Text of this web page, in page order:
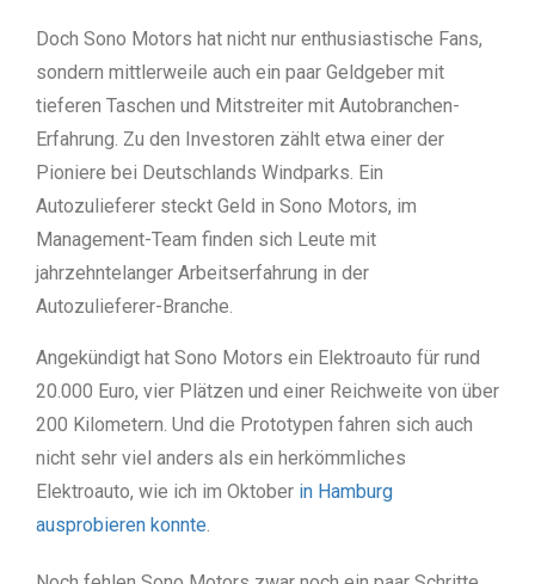
Doch Sono Motors hat nicht nur enthusiastische Fans,
sondern mittlerweile auch ein paar Geldgeber mit
tieferen Taschen und Mitstreiter mit Autobranchen-
Erfahrung. Zu den Investoren zählt etwa einer der
Pioniere bei Deutschlands Windparks. Ein
Autozulieferer steckt Geld in Sono Motors, im
Management-Team finden sich Leute mit
jahrzehntelanger Arbeitserfahrung in der
Autozulieferer-Branche.
Angekündigt hat Sono Motors ein Elektroauto für rund
20.000 Euro, vier Plätzen und einer Reichweite von über
200 Kilometern. Und die Prototypen fahren sich auch
nicht sehr viel anders als ein herkömmliches
Elektroauto, wie ich im Oktober in Hamburg
ausprobieren konnte.